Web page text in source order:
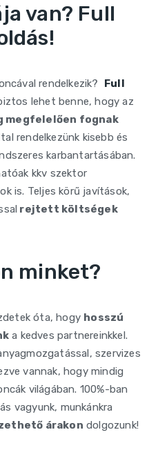
van? Full
rendelkezik? Full
lehet benne, hogy az
megfelelően fognak
rendelkezünk kisebb és
karbantartásában.
kkv szektor
is. Teljes körű javítások,
rejtett költségek
minket?
óta, hogy hosszú
a kedves partnereinkkel.
szervizes
vannak, hogy mindig
világában. 100%-ban
vagyunk, munkánkra
árakon dolgozunk!